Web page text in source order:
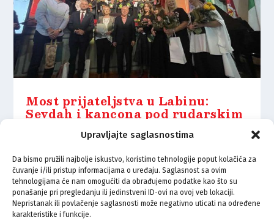
Upravljajte saglasnostima
Da bismo pružili najbolje iskustvo, koristimo tehnologije poput kolačića za
čuvanje i/ili pristup informacijama o uređaju. Saglasnost sa ovim
tehnologijama će nam omogućiti da obrađujemo podatke kao što su
ponašanje pri pregledanju ili jedinstveni ID-ovi na ovoj veb lokaciji.
Nepristanak ili povlačenje saglasnosti može negativno uticati na određene
karakteristike i funkcije.
Most prijateljstva u Labinu:
Sevdah i kancona pod rudarskim